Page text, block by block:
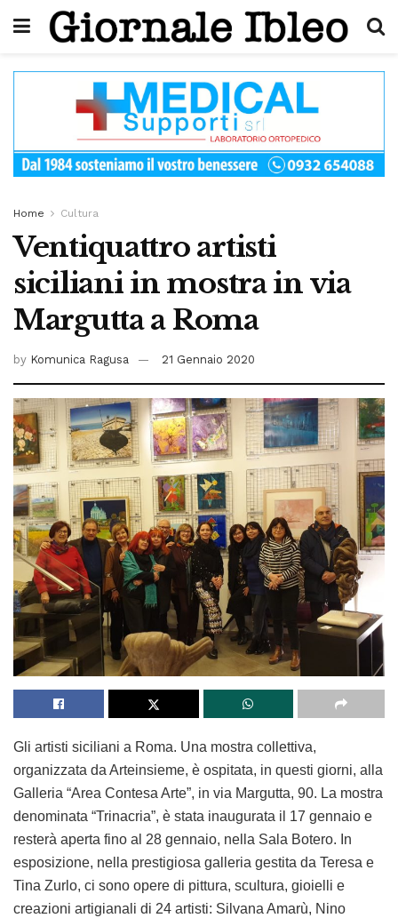
Home Cultura
Ventiquattro artisti
siciliani in mostra in via
Margutta a Roma
by Komunica Ragusa 21 Gennaio 2020
Gli artisti siciliani a Roma. Una mostra collettiva,
organizzata da Arteinsieme, è ospitata, in questi giorni, alla
Galleria “Area Contesa Arte”, in via Margutta, 90. La mostra
denominata “Trinacria”, è stata inaugurata il 17 gennaio e
resterà aperta fino al 28 gennaio, nella Sala Botero. In
esposizione, nella prestigiosa galleria gestita da Teresa e
Tina Zurlo, ci sono opere di pittura, scultura, gioielli e
creazioni artigianali di 24 artisti: Silvana Amarù, Nino